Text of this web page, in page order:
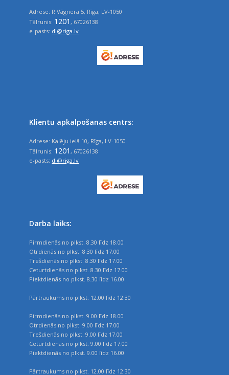
Adrese: R.Vāgnera 5, Rīga, LV-1050
Tālrunis: 1201, 67026138
e-pasts: di@riga.lv
Klientu apkalpošanas centrs:
Adrese: Kalēju ielā 10, Rīga, LV-1050
Tālrunis: 1201 , 67026138
e-pasts: di@riga.lv
Darba laiks:
Pirmdienās no plkst. 8.30 līdz 18.00
Otrdienās no plkst. 8.30 līdz 17.00
Trešdienās no plkst. 8.30 līdz 17.00
Ceturtdienās no plkst. 8.30 līdz 17.00
Piektdienās no plkst. 8.30 līdz 16.00
Pārtraukums no plkst. 12.00 līdz 12.30
Pirmdienās no plkst. 9.00 līdz 18.00
Otrdienās no plkst. 9.00 līdz 17.00
Trešdienās no plkst. 9.00 līdz 17.00
Ceturtdienās no plkst. 9.00 līdz 17.00
Piektdienās no plkst. 9.00 līdz 16.00
Pārtraukums no plkst. 12.00 līdz 12.30